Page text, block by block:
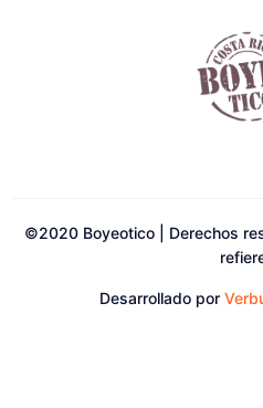
©2020 Boyeotico | Derechos
Desarrollado por